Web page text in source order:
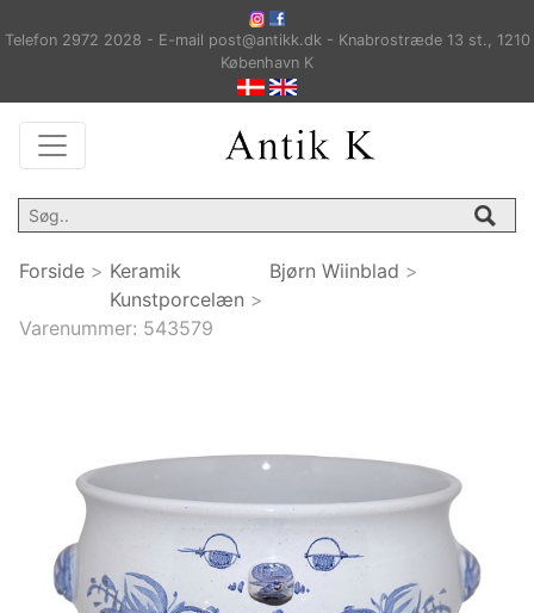
Telefon 2972 2028 - E-mail post@antikk.dk - Knabrostræde 13 st., 1210
København K
Forside > Keramik
Kunstporcelæn >
Bjørn Wiinblad >
Varenummer: 543579